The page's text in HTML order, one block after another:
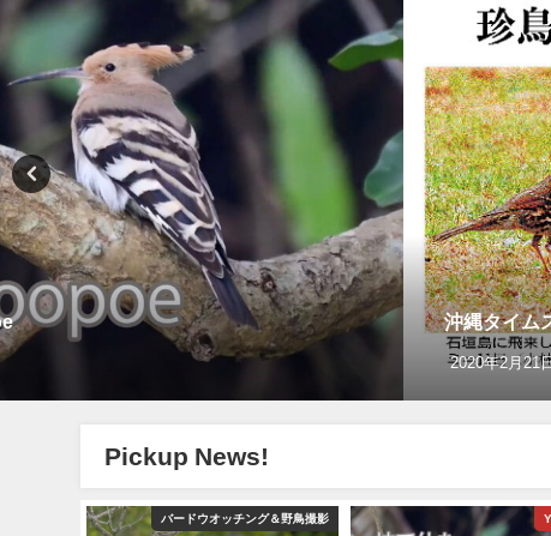
沖縄タイム
2020年2月21
Pickup News!
バードウオッチング＆野鳥撮影